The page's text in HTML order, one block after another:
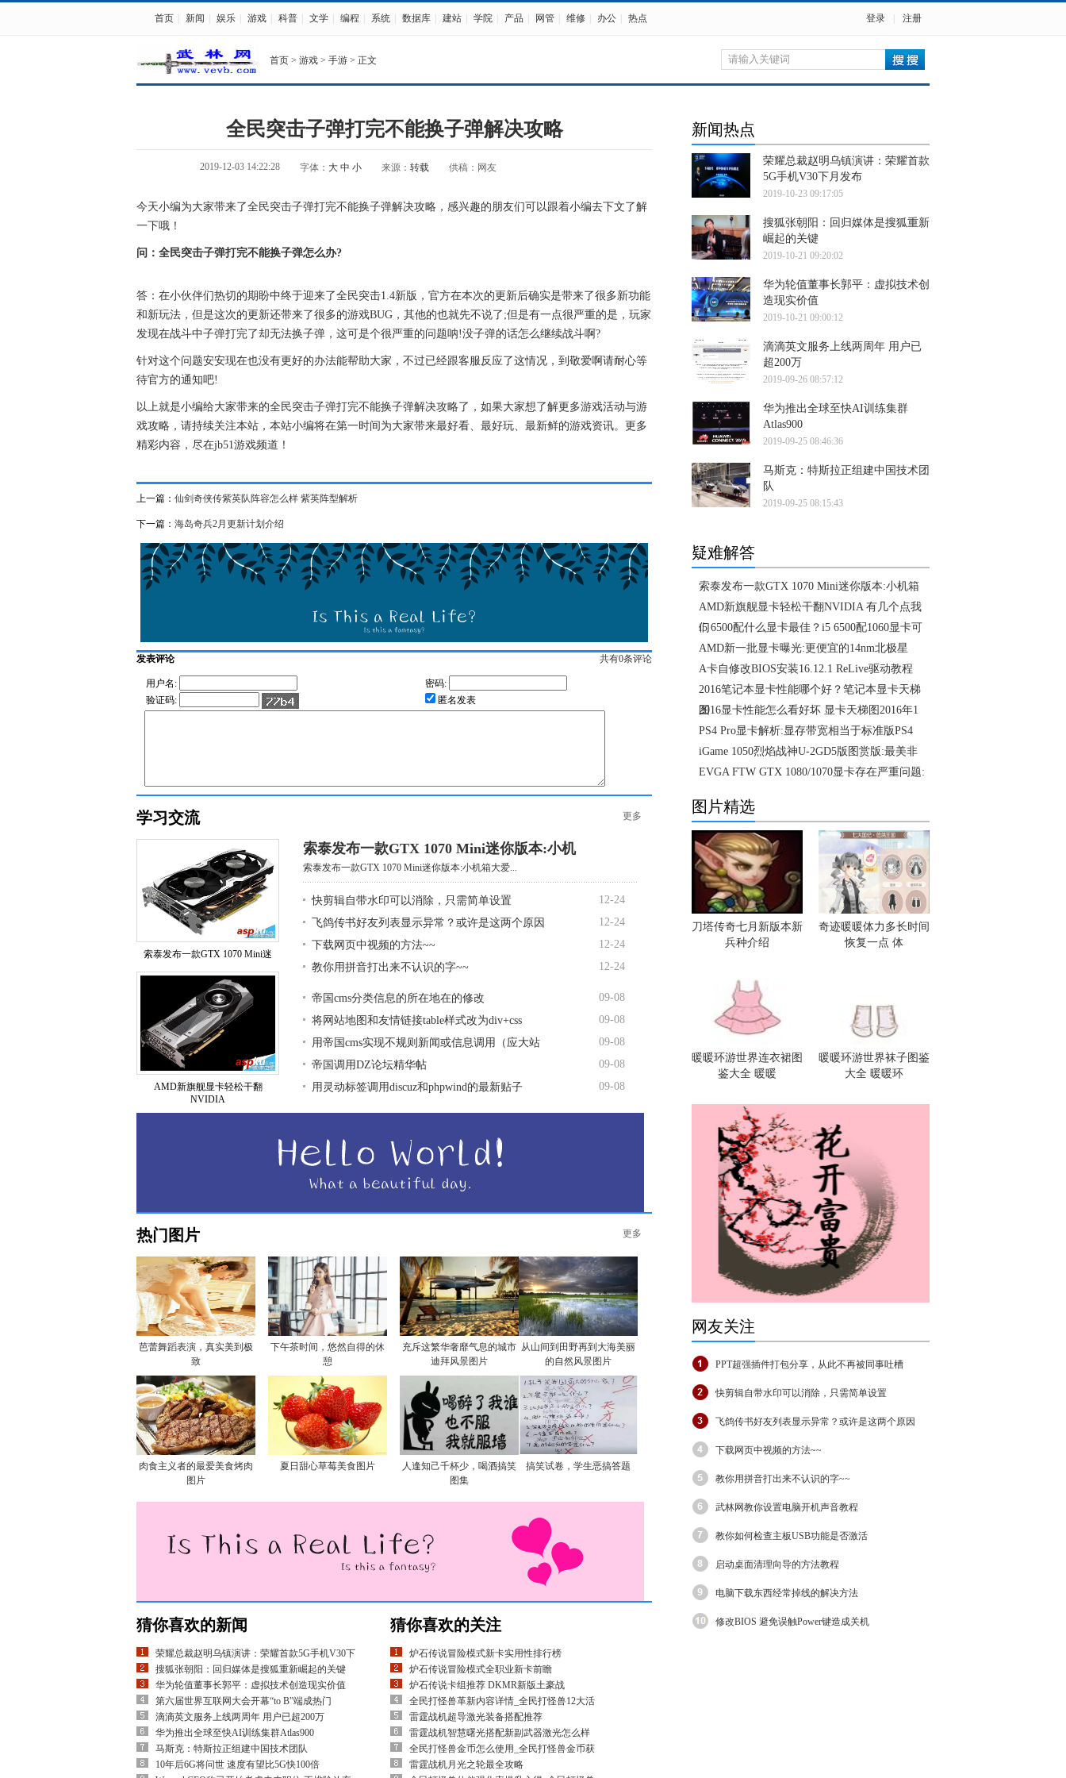
首页 新闻 娱乐 游戏 科普 文学 编程 系统 数据库 建站 学院 产品 网管 维修 办公 热点 登录 注册
首页 > 游戏 > 手游 > 正文
全民突击子弹打完不能换子弹解决攻略
2019-12-03 14:22:28 字体： 大 中 小 来源： 转载 供稿：网友
今天小编为大家带来了全民突击子弹打完不能换子弹解决攻略，感兴趣的朋友们可以跟着小编去下文了解
一下哦！
问：全民突击子弹打完不能换子弹怎么办?
答：在小伙伴们热切的期盼中终于迎来了全民突击1.4新版，官方在本次的更新后确实是带来了很多新功能
和新玩法，但是这次的更新还带来了很多的游戏BUG，其他的也就先不说了;但是有一点很严重的是，玩家
发现在战斗中子弹打完了却无法换子弹，这可是个很严重的问题呐!没子弹的话怎么继续战斗啊?
针对这个问题安安现在也没有更好的办法能帮助大家，不过已经跟客服反应了这情况，到敬爱啊请耐心等
待官方的通知吧!
以上就是小编给大家带来的全民突击子弹打完不能换子弹解决攻略了，如果大家想了解更多游戏活动与游
戏攻略，请持续关注本站，本站小编将在第一时间为大家带来最好看、最好玩、最新鲜的游戏资讯。更多
精彩内容，尽在jb51游戏频道！
上一篇： 仙剑奇侠传紫英队阵容怎么样 紫英阵型解析
下一篇： 海岛奇兵2月更新计划介绍
发表评论 共有0条评论
用户名:
密码:
验证码:
匿名发表
学习交流 更多
索泰发布一款GTX 1070 Mini迷
AMD新旗舰显卡轻松干翻
NVIDIA
索泰发布一款GTX 1070 Mini迷你版本:小机
索泰发布一款GTX 1070 Mini迷你版本:小机箱大爱...
快剪辑自带水印可以消除，只需简单设置
12-24
飞鸽传书好友列表显示异常？或许是这两个原因
12-24
下载网页中视频的方法~~
12-24
教你用拼音打出来不认识的字~~
12-24
帝国cms分类信息的所在地在的修改
09-08
将网站地图和友情链接table样式改为div+css
09-08
用帝国cms实现不规则新闻或信息调用（应大站
09-08
帝国调用DZ论坛精华帖
09-08
用灵动标签调用discuz和phpwind的最新贴子
09-08
热门图片 更多
芭蕾舞蹈表演，真实美到极
致
下午茶时间，悠然自得的休
憩
充斥这繁华奢靡气息的城市
迪拜风景图片
从山间到田野再到大海美丽
的自然风景图片
肉食主义者的最爱美食烤肉
图片
夏日甜心草莓美食图片
人逢知己千杯少，喝酒搞笑
图集
搞笑试卷，学生恶搞答题
猜你喜欢的新闻
荣耀总裁赵明乌镇演讲：荣耀首款5G手机V30下
搜狐张朝阳：回归媒体是搜狐重新崛起的关键
华为轮值董事长郭平：虚拟技术创造现实价值
第六届世界互联网大会开幕“to B”端成热门
滴滴英文服务上线两周年 用户已超200万
华为推出全球至快AI训练集群Atlas900
马斯克：特斯拉正组建中国技术团队
10年后6G将问世 速度有望比5G快100倍
猜你喜欢的关注
炉石传说冒险模式新卡实用性排行榜
炉石传说冒险模式全职业新卡前瞻
炉石传说卡组推荐 DKMR新版土豪战
全民打怪兽革新内容详情_全民打怪兽12大活
雷霆战机超导激光装备搭配推荐
雷霆战机智慧曙光搭配新副武器激光怎么样
全民打怪兽金币怎么使用_全民打怪兽金币获
雷霆战机月光之轮最全攻略
新闻热点
荣耀总裁赵明乌镇演讲：荣耀首款
5G手机V30下月发布
2019-10-23 09:17:05
搜狐张朝阳：回归媒体是搜狐重新
崛起的关键
2019-10-21 09:20:02
华为轮值董事长郭平：虚拟技术创
造现实价值
2019-10-21 09:00:12
滴滴英文服务上线两周年 用户已
超200万
2019-09-26 08:57:12
华为推出全球至快AI训练集群
Atlas900
2019-09-25 08:46:36
马斯克：特斯拉正组建中国技术团
队
2019-09-25 08:15:43
疑难解答
索泰发布一款GTX 1070 Mini迷你版本:小机箱
AMD新旗舰显卡轻松干翻NVIDIA 有几个点我
们
i5 6500配什么显卡最佳？i5 6500配1060显卡可
AMD新一批显卡曝光:更便宜的14nm北极星
A卡自修改BIOS安装16.12.1 ReLive驱动教程
2016笔记本显卡性能哪个好？笔记本显卡天梯
图
2016显卡性能怎么看好坏 显卡天梯图2016年1
PS4 Pro显卡解析:显存带宽相当于标准版PS4
iGame 1050烈焰战神U-2GD5版图赏版:最美非
EVGA FTW GTX 1080/1070显卡存在严重问题:
图片精选
刀塔传奇七月新版本新
兵种介绍
奇迹暖暖体力多长时间
恢复一点 体
暖暖环游世界连衣裙图
鉴大全 暖暖
暖暖环游世界袜子图鉴
大全 暖暖环
网友关注
PPT超强插件打包分享，从此不再被同事吐槽
快剪辑自带水印可以消除，只需简单设置
飞鸽传书好友列表显示异常？或许是这两个原因
下载网页中视频的方法~~
教你用拼音打出来不认识的字~~
武林网教你设置电脑开机声音教程
教你如何检查主板USB功能是否激活
启动桌面清理向导的方法教程
电脑下载东西经常掉线的解决方法
修改BIOS 避免误触Power键造成关机